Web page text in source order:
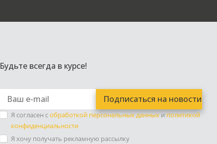
Будьте всегда в курсе!
Я согласен собработкой персональных данныхиполитикой
конфиденциальности
Я хочу получать рекламную рассылку